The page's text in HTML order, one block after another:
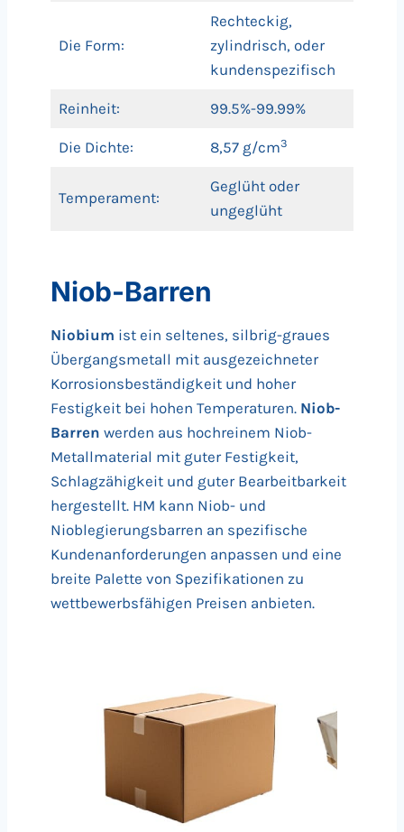
Die Form:
Rechteckig,
zylindrisch, oder
kundenspezifisch
Reinheit: 99.5%-99.99%
Die Dichte: 8,57 g/cm3
Temperament:
Geglüht oder
ungeglüht
Niob-Barren
Niobium ist ein seltenes, silbrig-graues
Übergangsmetall mit ausgezeichneter
Korrosionsbeständigkeit und hoher
Festigkeit bei hohen Temperaturen. Niob-
Barren werden aus hochreinem Niob-
Metallmaterial mit guter Festigkeit,
Schlagzähigkeit und guter Bearbeitbarkeit
hergestellt. HM kann Niob- und
Nioblegierungsbarren an spezifische
Kundenanforderungen anpassen und eine
breite Palette von Spezifikationen zu
wettbewerbsfähigen Preisen anbieten.